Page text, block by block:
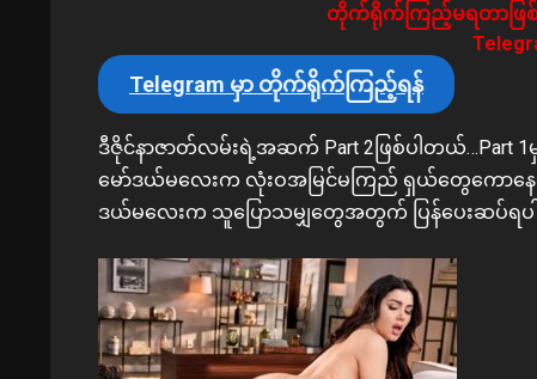
တိုက်ရိုက်ကြည့်မရတာဖြစ်ဖြ
Telegram မှာ တိုက်ရိုက်ကြည့်ရန်
ဒီဇိုင်နာဇာတ်လမ်းရဲ့အဆက် Part 2ဖြစ်ပါတယ်
မော်ဒယ်မလေးက လုံးဝအမြင်မကြည် ရှယ်တွေကောနေတ
ဒယ်မလေးက သူပြောသမျှတွေအတွက် ပြန်ပေးဆပ်ရပါ